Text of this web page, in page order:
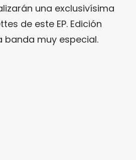
una exclusivísima
de este EP. Edición
banda muy especial.